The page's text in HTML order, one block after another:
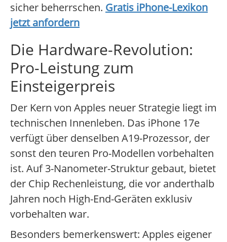
sicher beherrschen. Gratis iPhone-Lexikon
jetzt anfordern
Die Hardware-Revolution:
Pro-Leistung zum
Einsteigerpreis
Der Kern von Apples neuer Strategie liegt im
technischen Innenleben. Das iPhone 17e
verfügt über denselben A19-Prozessor, der
sonst den teuren Pro-Modellen vorbehalten
ist. Auf 3-Nanometer-Struktur gebaut, bietet
der Chip Rechenleistung, die vor anderthalb
Jahren noch High-End-Geräten exklusiv
vorbehalten war.
Besonders bemerkenswert: Apples eigener